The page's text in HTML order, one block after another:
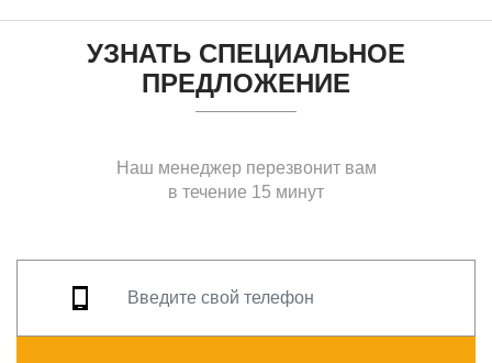
УЗНАТЬ СПЕЦИАЛЬНОЕ
ПРЕДЛОЖЕНИЕ
Наш менеджер перезвонит вам
в течение 15 минут